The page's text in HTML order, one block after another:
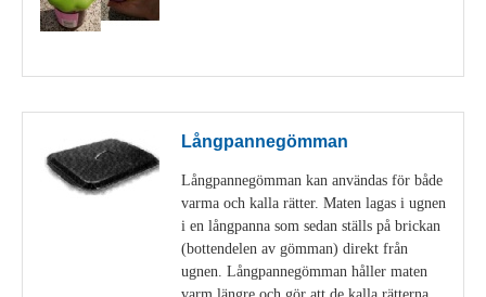
Långpannegömman
Långpannegömman kan användas för både
varma och kalla rätter. Maten lagas i ugnen
i en långpanna som sedan ställs på brickan
(bottendelen av gömman) direkt från
ugnen. Långpannegömman håller maten